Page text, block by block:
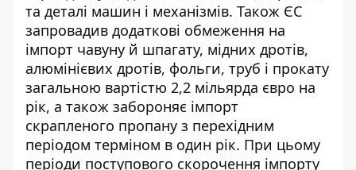
та деталі машин і механізмів. Також ЄС
запровадив додаткові обмеження на
імпорт чавуну й шпагату, мідних дротів,
алюмінієвих дротів, фольги, труб і прокату
загальною вартістю 2,2 мільярда євро на
рік, а також забороняє імпорт
скрапленого пропану з перехідним
періодом терміном в один рік. При цьому
періоди поступового скорочення імпорту